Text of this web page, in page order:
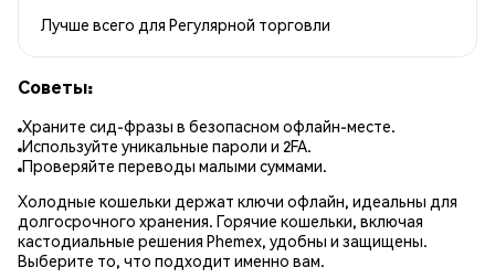
Лучше всего для Регулярной торговли
Советы:
Храните сид-фразы в безопасном офлайн-месте.
Используйте уникальные пароли и 2FA.
Проверяйте переводы малыми суммами.
Холодные кошельки держат ключи офлайн, идеальны для
долгосрочного хранения. Горячие кошельки, включая
кастодиальные решения Phemex, удобны и защищены.
Выберите то, что подходит именно вам.